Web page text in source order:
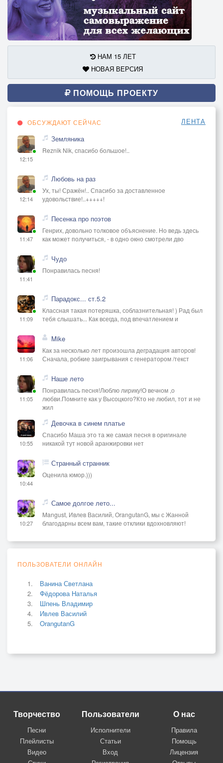
НАМ 15 ЛЕТ
НОВАЯ ВЕРСИЯ
ПОМОЩЬ ПРОЕКТУ
ОБСУЖДАЮТ СЕЙЧАС ЛЕНТА
12:15
Земляника
Reznik Nik, спасибо большое!..
12:14
Любовь на раз
Ух, ты! Сражён!.. Спасибо за доставленное
удовольствие!..+++++!
11:47
Песенка про поэтов
Генрих, довольно толковое объяснение. Но ведь здесь
как может получиться, - в одно окно смотрели дво
11:41
Чудо
Понравилась песня!
11:09
Парадокс... ст.5.2
Классная такая потеряшка, соблазнительная! ) Рад был
тебя слышать... Как всегда, под впечатлением и
11:06
Mike
Как за несколько лет произошла деградация авторов!
Сначала, робкие заигрывания с генератором /текст
11:05
Наше лето
Понравилась песня!Люблю лирику!О вечном ,о
любви.Помните как у Высоцкого?Кто не любил, тот и не
жил
10:55
Девочка в синем платье
Спасибо Маша это та же самая песня в оригинале
никакой тут новой аранжировки нет
10:44
Странный странник
Оценила юмор.)))
10:27
Самое долгое лето...
Mangust, Ивлев Василий, OrangutanG, мы с Жанной
благодарны всем вам, такие отклики вдохновляют!
ПОЛЬЗОВАТЕЛИ ОНЛАЙН
Ванина Светлана
Фёдорова Наталья
Шпень Владимир
Ивлев Василий
OrangutanG
Творчество
Песни
Плейлисты
Видео
Пользователи
Исполнители
Статьи
Вход
О нас
Правила
Помощь
Лицензия